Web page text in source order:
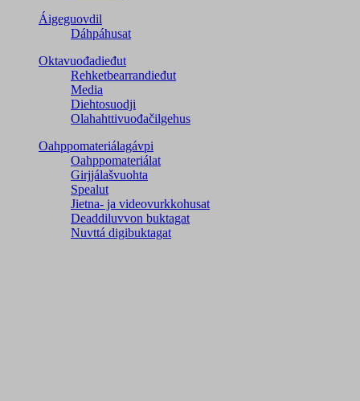
Áigeguovdil
Dáhpáhusat
Oktavuođadieđut
Rehketbearrandieđut
Media
Diehtosuodji
Olahahttivuođačilgehus
Oahppomateriálagávpi
Oahppomateriálat
Girjjálašvuohta
Spealut
Jietna- ja videovurkkohusat
Deaddiluvvon buktagat
Nuvttá digibuktagat